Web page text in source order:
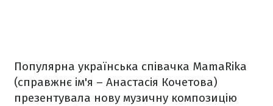
Популярна українська співачка MamaRika
(справжнє ім'я – Анастасія Кочетова)
презентувала нову музичну композицію